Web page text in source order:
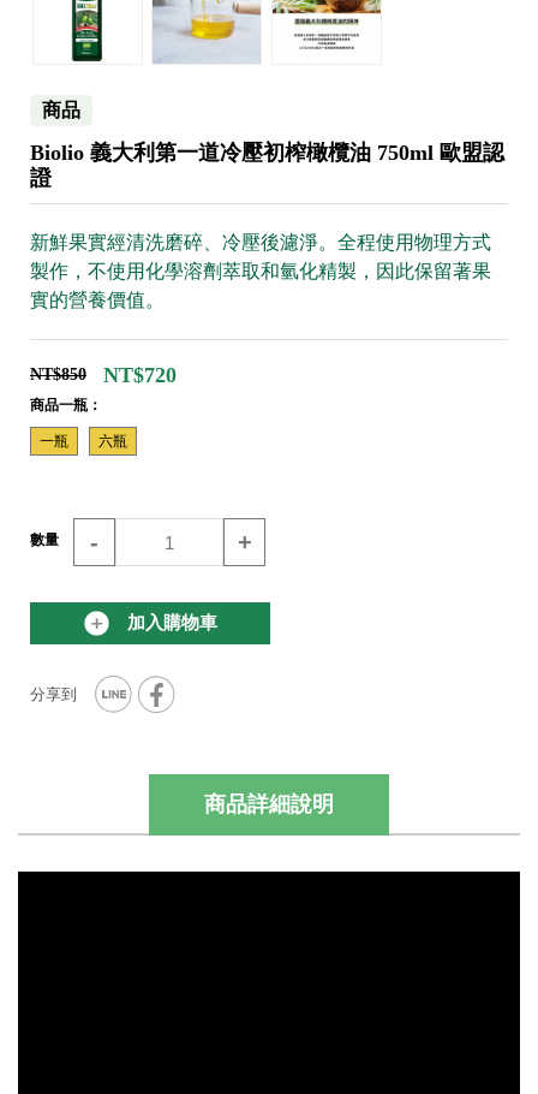
商品
Biolio 義大利第一道冷壓初榨橄欖油 750ml 歐盟認
證
新鮮果實經清洗磨碎、冷壓後濾淨。全程使用物理方式
製作，不使用化學溶劑萃取和氫化精製，因此保留著果
實的營養價值。
NT$850 NT$720
商品一瓶：
一瓶 六瓶
數量 - +
加入購物車
商品詳細說明